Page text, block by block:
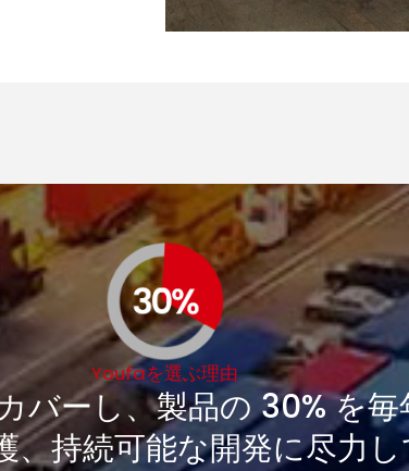
Youfaを選ぶ理由
バーし、製品の 30% を
、持続可能な開発に尽力